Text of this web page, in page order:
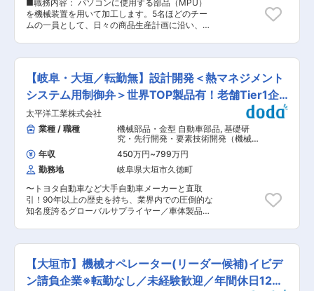
請負や派遣のニーズをいただいております。 ■勤
務スタイル： ・交替勤務「3班2交代制」 工場
ループ）に分かれ、 1日2班の交替勤務で生産装置
を連続操業します。そのため「昼勤4日間→休日2
繰り返すようばイメージです。 変更の範囲：会社
の定める業務
で担当する範囲を広げていただきます。 将来的に
は現場をマネジメントする立場として、生産管理
などのポジションへのキャリアアップの可能性も
ございます。 ■組織構成 工場ごとにより異なり
は5,6名となります。20代が約4割、30代2割、
40代2割、50代2割程在籍。 男性6割、女性4割在
籍。中途入社者7割弱在籍。 ■働きやすさ ◎平均
有給取得率61.4％／平均取得日数9.8日 取得しや
すい環境です♪ ◎育休制度あり（復帰率100％）
お子様が3歳頃まで、1日6時間の時短勤務が可能
17:00）4日→休2日→夜勤（20:00〜5:00）4日→
休2日を繰り返すサイクルです。 ■会社の特徴 ◇
取引先の幅を広げることで、安定した経営基盤を
築いています。以前はイビデン様とのお取引が中
心でしたが、現在は太平洋精工様やナブテスコ様
など複数の企業と関係を深めており、景気変動に
上、地元大垣に根ざして事業を展開してきまし
た。地域の雇用創出を通じて社会に貢献し、地元
らでも挑戦でき、仲間と共に地域を盛り上げたい
方を歓迎します。 変更の範囲：会社の定める業務
■職務内容： パソコンに使用する部品（MPU）
を機械装置を用いて加工します。5名ほどのチー
ムの一員として、日々の商品生産計画に沿い、特
は：コンピュータにおける演算や制御などの機能
を一枚の半導体チップに集積したものです。コン
ピュータの心臓部であるCPU（中央処理装置）と
して用いられることが多い部品です。 ■入社後／
キャリアパス： チームは5〜7名の構成で、20
代〜30代のメンバーが多く活躍しております。
当社では、働きやすい環境で従事していただきた
いので、「フレッシュマン制度」を設けておりま
す。 「フレッシュマン制度」とは、入社後は先輩
社員がマンツーマンでプライベート・仕事問わず
コミュニケーションをとることができるような仕
組みです。 製品や装置の名前・使い方を覚えてい
くことからスタートしていただきますので未経験
の方でも安心です。新卒社員も毎年入社してお
り、活躍いただいております。 将来的には5人程
のチームのリーダーも目指していただくことがで
おける作業改善まで取り組み、5年目で積み上げ
た経験を活かし教育にも携わっていただくような
イメージです。 ■配属先： 配属先はイビデン株
【岐阜・大垣／転勤無】設計開発＜熱マネジメント
システム用制御弁＞世界TOP製品有！老舗Tier1企
業
太平洋工業株式会社
業種 / 職種
機械部品・金型 自動車部品, 基礎研
究・先行開発・要素技術開発（機械）
自動車・自動車部品
年収 450万円~799万円
勤務地
岐阜県大垣市久徳町
〜トヨタ自動車など大手自動車メーカーと直取
引！90年以上の歴史を持ち、業界内での圧倒的な
知名度誇るグローバルサプライヤー／車体製品、
む中で、バッテリーに大量のエネルギーを蓄える
ことは難しい中で、モーターやバッテリーをでき
るだけ効率よく使用する必要性が求められていま
す。使用中に温度上昇するモーターやバッテリー
【大垣市】機械オペレーター(リーダー候補)イビデ
ン請負企業※転勤なし／未経験歓迎／年間休日120